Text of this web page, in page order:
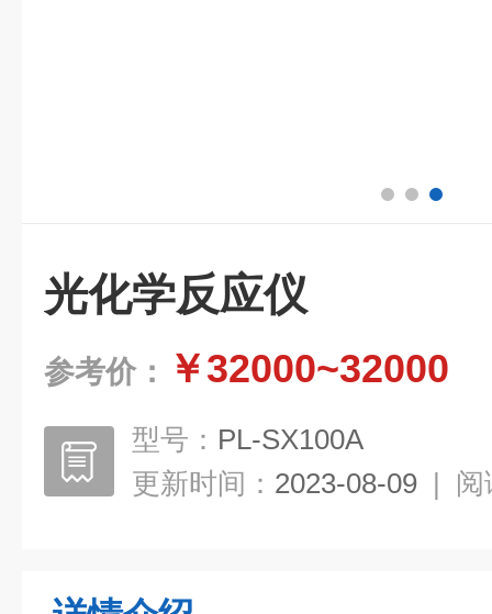
光化学反应仪
参考价： ￥32000~32000
型号： PL-SX100A
更新时间： 2023-08-09 | 阅